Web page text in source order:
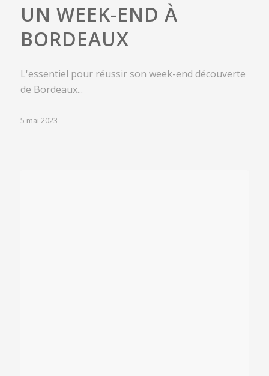
UN WEEK-END À
BORDEAUX
L'essentiel pour réussir son week-end découverte
de Bordeaux...
5 mai 2023